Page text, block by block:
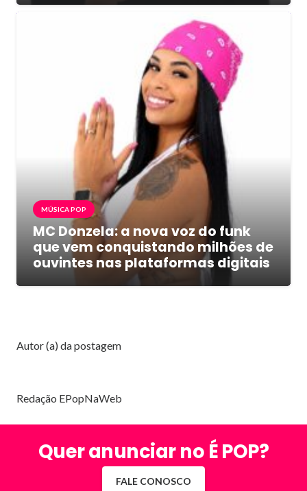
MÚSICA POP
MC Donzela: a nova voz do funk
que vem conquistando milhões de
ouvintes nas plataformas digitais
Autor (a) da postagem
Redação EPopNaWeb
Quer anunciar no É POP?
FALE CONOSCO